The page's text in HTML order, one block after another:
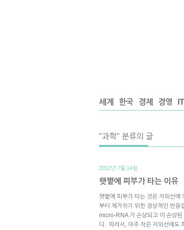
세계 한국 경제 경영 IT
"과학" 분류의 글
2012년 7월 14일.
햇볕에 피부가 타는 이유
햇볕에 피부가 타는 것은 자외선에
부터 제거하기 위한 정상적인 반응
micro-RNA 가 손상되고 이 손상
다. 따라서, 아주 작은 자외선에도